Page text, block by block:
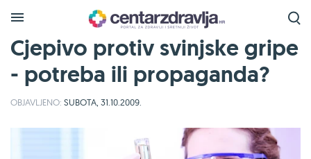
Cjepivo protiv svinjske gripe
- potreba ili propaganda?
OBJAVLJENO: SUBOTA, 31.10.2009.